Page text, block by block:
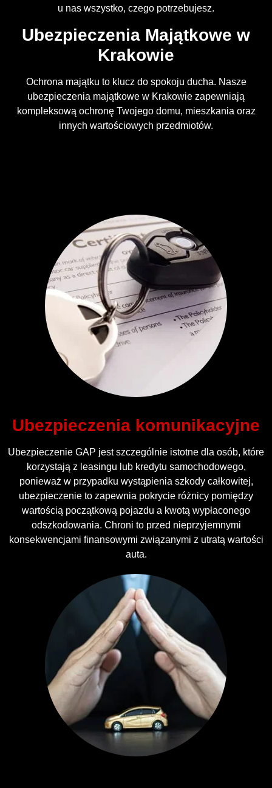
u nas wszystko, czego potrzebujesz.
Ubezpieczenia Majątkowe w
Krakowie
Ochrona majątku to klucz do spokoju ducha. Nasze
ubezpieczenia majątkowe w Krakowie zapewniają
kompleksową ochronę Twojego domu, mieszkania oraz
innych wartościowych przedmiotów.
Ubezpieczenia komunikacyjne
Ubezpieczenie GAP jest szczególnie istotne dla osób, które
korzystają z leasingu lub kredytu samochodowego,
ponieważ w przypadku wystąpienia szkody całkowitej,
ubezpieczenie to zapewnia pokrycie różnicy pomiędzy
wartością początkową pojazdu a kwotą wypłaconego
odszkodowania. Chroni to przed nieprzyjemnymi
konsekwencjami finansowymi związanymi z utratą wartości
auta.